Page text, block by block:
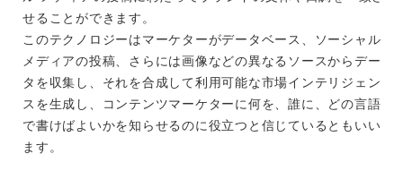
せることができます。
このテクノロジーはマーケターがデータベース、ソーシャル
メディアの投稿、さらには画像などの異なるソースからデー
タを収集し、それを合成して利用可能な市場インテリジェン
スを生成し、コンテンツマーケターに何を、誰に、どの言語
で書けばよいかを知らせるのに役立つと信じているともいい
ます。